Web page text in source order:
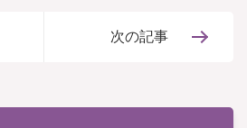
次の記事